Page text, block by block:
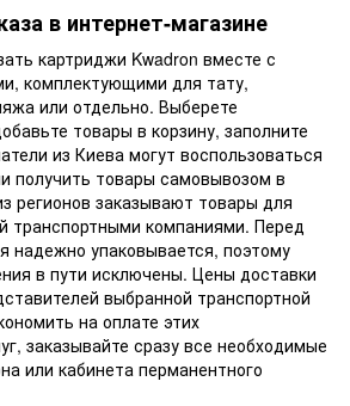
в интернет-магазине
картриджи Kwadron вместе с
комплектующими для тату,
или отдельно. Выберете
товары в корзину, заполните
из Киева могут воспользоваться
получить товары самовывозом в
регионов заказывают товары для
транспортными компаниями. Перед
надежно упаковывается, поэтому
в пути исключены. Цены доставки
выбранной транспортной
на оплате этих
заказывайте сразу все необходимые
или кабинета перманентного